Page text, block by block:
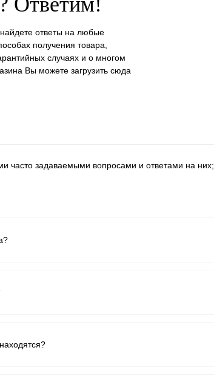
ответы на любые
получения товара,
случаях и о многом
Вы можете загрузить сюда
часто задаваемыми вопросами и ответами на них;